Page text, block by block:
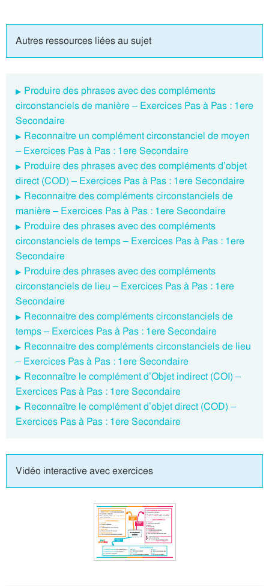
Autres ressources liées au sujet
Produire des phrases avec des compléments
circonstanciels de manière – Exercices Pas à Pas : 1ere
Secondaire
Reconnaitre un complément circonstanciel de moyen
– Exercices Pas à Pas : 1ere Secondaire
Produire des phrases avec des compléments d’objet
direct (COD) – Exercices Pas à Pas : 1ere Secondaire
Reconnaitre des compléments circonstanciels de
manière – Exercices Pas à Pas : 1ere Secondaire
Produire des phrases avec des compléments
circonstanciels de temps – Exercices Pas à Pas : 1ere
Secondaire
Produire des phrases avec des compléments
circonstanciels de lieu – Exercices Pas à Pas : 1ere
Secondaire
Reconnaitre des compléments circonstanciels de
temps – Exercices Pas à Pas : 1ere Secondaire
Reconnaitre des compléments circonstanciels de lieu
– Exercices Pas à Pas : 1ere Secondaire
Reconnaître le complément d’Objet indirect (COI) –
Exercices Pas à Pas : 1ere Secondaire
Reconnaître le complément d’objet direct (COD) –
Exercices Pas à Pas : 1ere Secondaire
Vidéo interactive avec exercices